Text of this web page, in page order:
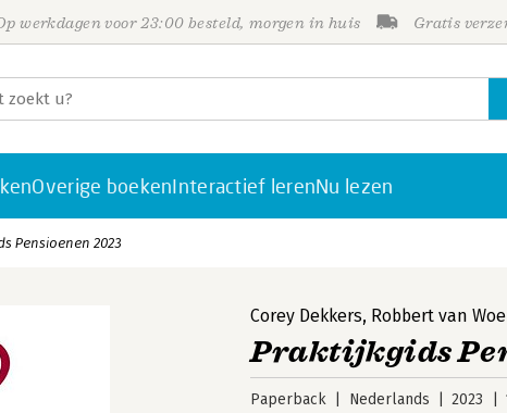
werkdagen voor 23:00 besteld, morgen in huis Gratis
Overige boekenInteractief lerenNu lezen
Pensioenen 2023
Corey Dekkers, Robbert van
Praktijkgids
Paperback Nederlands 2023